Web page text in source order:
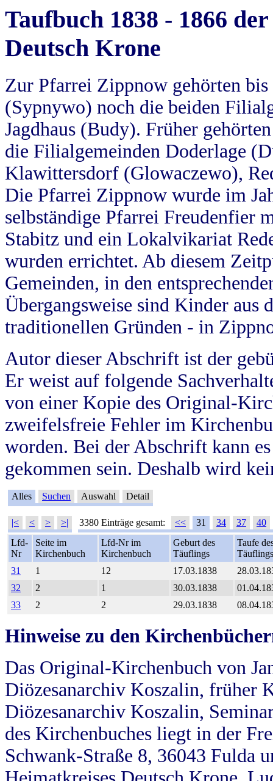
Taufbuch 1838 - 1866
Deutsch Krone
Zur Pfarrei Zippnow gehörten
(Sypnywo) noch die beiden
Jagdhaus (Budy). Früher
die Filialgemeinden Doderlage
Klawittersdorf (Glowaczewo),
Die Pfarrei Zippnow wurde im
selbständige Pfarrei Freudenfier
Stabitz und ein Lokalvikariat
wurden errichtet. Ab diesem
Gemeinden, in den
Übergangsweise sind Kinder aus
traditionellen Gründen - in
Autor dieser Abschrift ist der
Er weist auf folgende
von einer Kopie des Original-
zweifelsfreie Fehler im
worden. Bei der Abschrift kann
gekommen sein. Deshalb wird
Alles Suchen Auswahl Detail
|< < > >| 3380 Einträge gesamt: << 31 34 37
40
Lfd-
Nr
Seite im
Kirchenbuch
Lfd-Nr im
Kirchenbuch
Geburt des
Täuflings
Taufe
Täuflings
31
1 12 17.03.1838
32
2 1 30.03.1838
33
2 2 29.03.1838
Hinweise zu den
Das Original-Kirchenbuch von
Diözesanarchiv Koszalin, früher
Diözesanarchiv Koszalin,
des Kirchenbuches liegt in der
Schwank-Straße 8, 36043 Fulda